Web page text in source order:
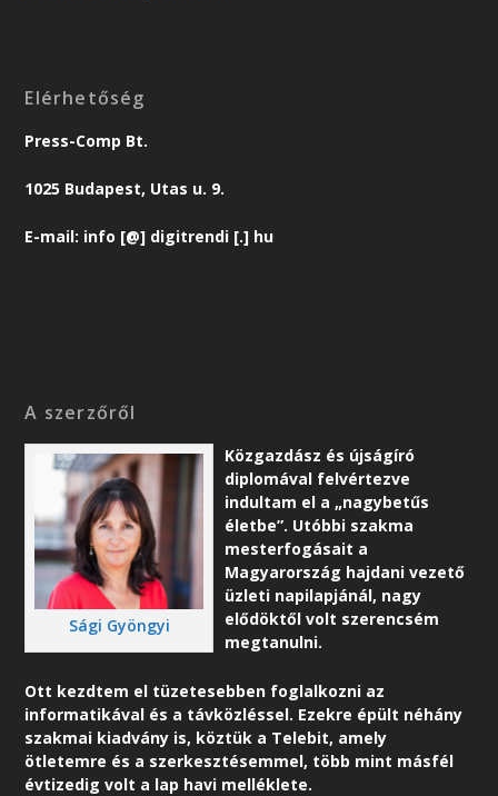
Elérhetőség
Press-Comp Bt.
1025 Budapest, Utas u. 9.
E-mail: info [@] digitrendi [.] hu
A szerzőről
Sági Gyöngyi
Közgazdász és újságíró
diplomával felvértezve
indultam el a „nagybetűs
életbe”. Utóbbi szakma
mesterfogásait a
Magyarország hajdani vezető
üzleti napilapjánál, nagy
elődöktől volt szerencsém
megtanulni.
Ott kezdtem el tüzetesebben foglalkozni az
informatikával és a távközléssel. Ezekre épült néhány
szakmai kiadvány is, köztük a Telebit, amely
ötletemre és a szerkesztésemmel, több mint másfél
évtizedig volt a lap havi melléklete.